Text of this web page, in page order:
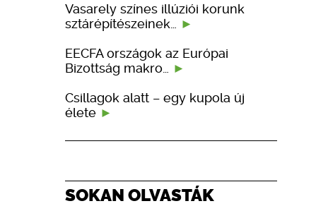
Vasarely színes illúziói korunk
sztárépítészeinek…
EECFA országok az Európai
Bizottság makro…
Csillagok alatt – egy kupola új
élete
SOKAN OLVASTÁK